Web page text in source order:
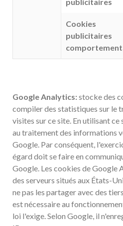
Cookies
publicitaires
Google Analytics:stocke des
compiler des statistiques sur le
visites sur ce site. En utilisant
au traitement des informations
Google. Par conséquent,
égard doit se faire en
Google. Les cookies de Google
des serveurs situés aux États-
ne pas les partager avec des
est nécessaire au
loi l'exige. Selon Google, il